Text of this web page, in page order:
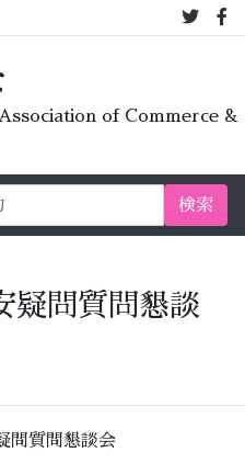
7月オープ
of Commerce &
検索
疑問質問懇談
問質問懇談会